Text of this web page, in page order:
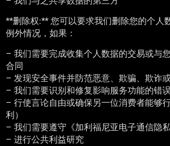
**删除权:** 您可以要求我们删除您的个人
例外情况，如果：
– 我们需要完成收集个人数据的交易或与
合同
– 发现安全事件并防范恶意、欺骗、欺诈
– 我们需要识别和修复影响服务功能的错
– 行使言论自由或确保另一位消费者能够
利）
– 我们需要遵守《加利福尼亚电子通信隐私
– 进行公共利益研究